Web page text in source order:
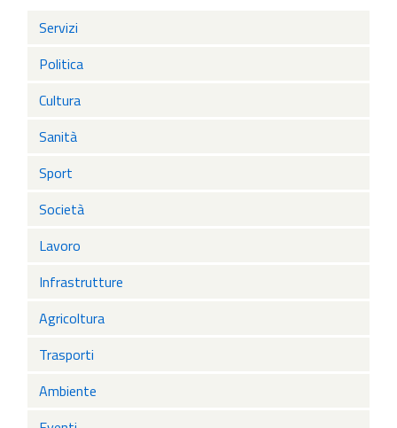
Servizi
Politica
Cultura
Sanità
Sport
Società
Lavoro
Infrastrutture
Agricoltura
Trasporti
Ambiente